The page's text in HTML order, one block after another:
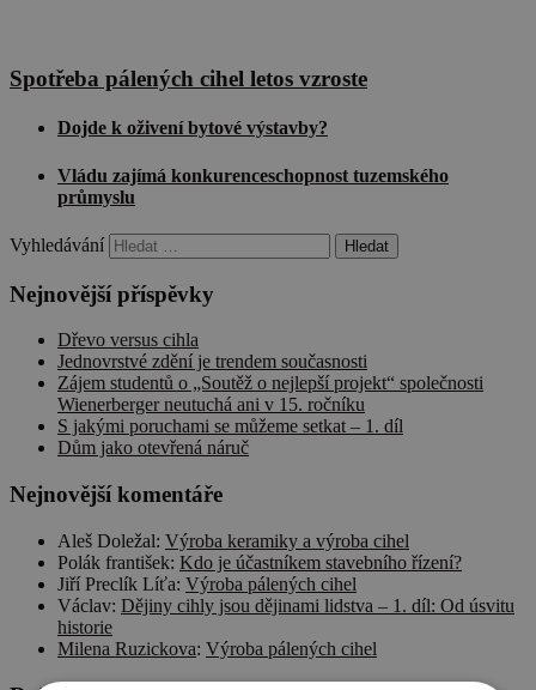
Spotřeba pálených cihel letos vzroste
Dojde k oživení bytové výstavby?
Vládu zajímá konkurenceschopnost tuzemského
průmyslu
Vyhledávání
Nejnovější příspěvky
Dřevo versus cihla
Jednovrstvé zdění je trendem současnosti
Zájem studentů o „Soutěž o nejlepší projekt“ společnosti
Wienerberger neutuchá ani v 15. ročníku
S jakými poruchami se můžeme setkat – 1. díl
Dům jako otevřená náruč
Nejnovější komentáře
Aleš Doležal: Výroba keramiky a výroba cihel
Polák františek: Kdo je účastníkem stavebního řízení?
Jiří Preclík Líťa: Výroba pálených cihel
Václav: Dějiny cihly jsou dějinami lidstva – 1. díl: Od úsvitu
historie
Milena Ruzickova: Výroba pálených cihel